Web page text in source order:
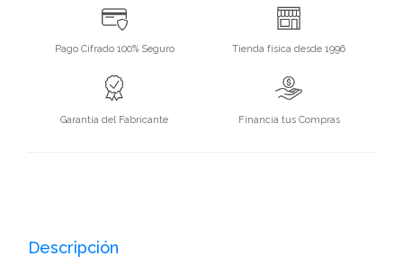
Pago Cifrado 100% Seguro Tienda física desde 1996
Garantía del Fabricante Financia tus Compras
Descripción